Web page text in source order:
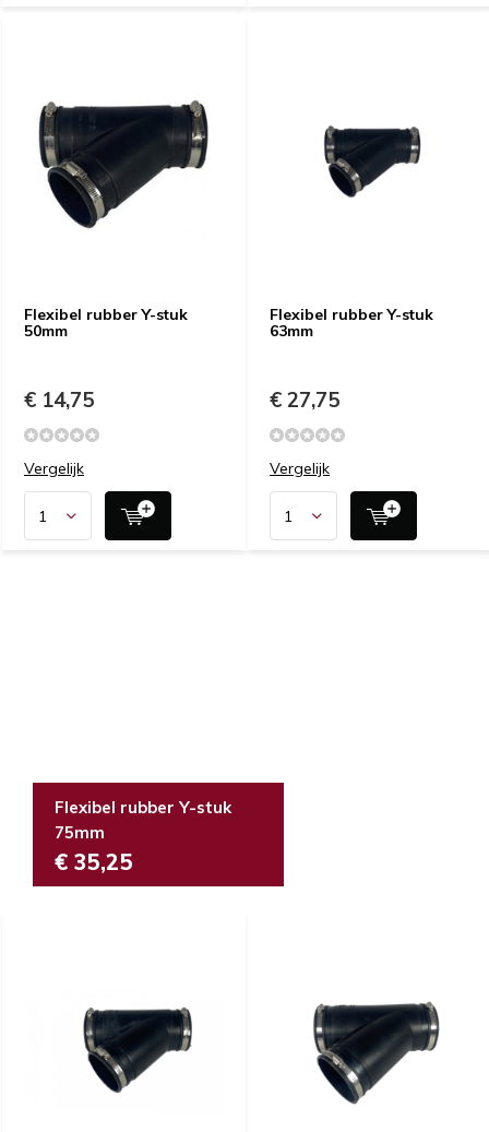
Flexibel rubber Y-stuk
50mm
€ 14,75
Vergelijk
Flexibel rubber Y-stuk
63mm
€ 27,75
Vergelijk
Flexibel rubber Y-stuk
75mm
€ 35,25